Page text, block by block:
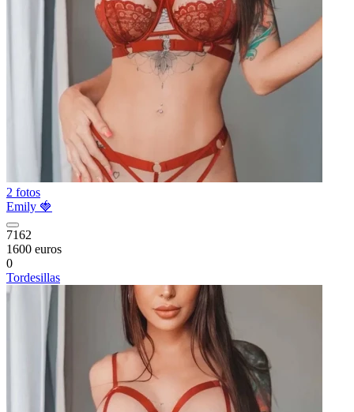
2 fotos
Emily 🍓
7162
1600 euros
0
Tordesillas